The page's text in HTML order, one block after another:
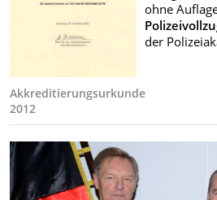
Akkreditierungsurkunde
2012
ohne
der